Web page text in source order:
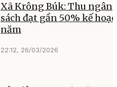
Xã Krông Búk: Thu ngân
sách đạt gần 50% kế
năm
22:12, 26/03/2026